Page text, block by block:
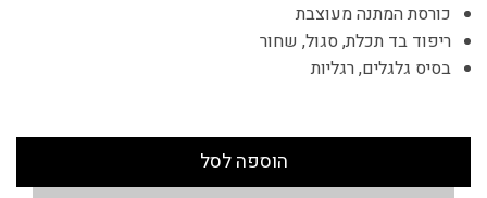
כורסת המתנה מעוצבת
ריפוד בד תכלת, סגול, שחור
בסיס גלגלים, רגליות
הוספה לסל